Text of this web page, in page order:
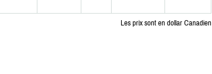
Les prix sont en dollar Canadien